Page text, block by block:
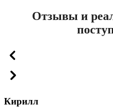
Отзывы и
Кирилл